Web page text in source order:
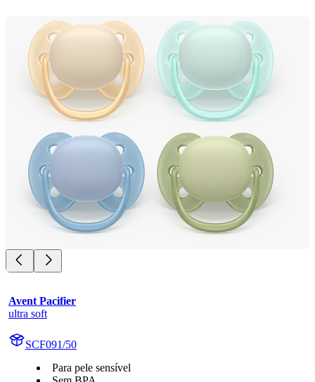
Avent Pacifier
ultra soft
SCF091/50
Para pele sensível